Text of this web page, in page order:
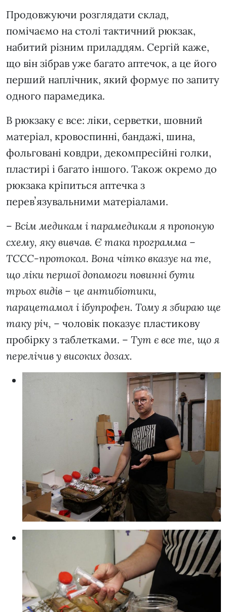
Продовжуючи розглядати склад,
помічаємо на столі тактичний рюкзак,
набитий різним приладдям. Сергій каже,
що він зібрав уже багато аптечок, а це його
перший наплічник, який формує по запиту
одного парамедика.
В рюкзаку є все: ліки, серветки, шовний
матеріал, кровоспинні, бандажі, шина,
фольговані ковдри, декомпресійні голки,
пластирі і багато іншого. Також окремо до
рюкзака кріпиться аптечка з
перевʼязувальними матеріалами.
– Всім медикам і парамедикам я пропоную
схему, яку вивчав. Є така программа –
ТССС-протокол. Вона чітко вказує на те,
що ліки першої допомоги повинні бути
трьох видів – це антибіотики,
парацетамол і ібупрофен. Тому я збираю ще
таку річ, – чоловік показує пластикову
пробірку з таблетками. – Тут є все те, що я
перелічив у високих дозах.